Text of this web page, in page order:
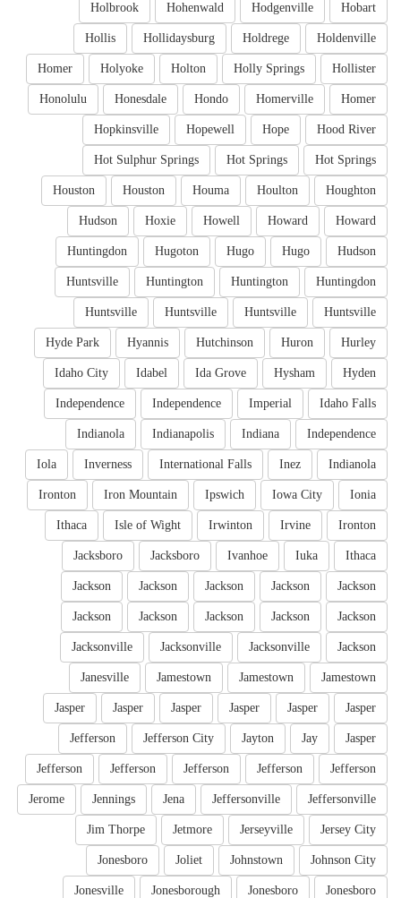
Hobart
Hodgenville
Hohenwald
Holbrook
Holdenville
Holdrege
Hollidaysburg
Hollis
Hollister
Holly Springs
Holton
Holyoke
Homer
Homer
Homerville
Hondo
Honesdale
Honolulu
Hood River
Hope
Hopewell
Hopkinsville
Hot Springs
Hot Springs
Hot Sulphur Springs
Houghton
Houlton
Houma
Houston
Houston
Howard
Howard
Howell
Hoxie
Hudson
Hudson
Hugo
Hugo
Hugoton
Huntingdon
Huntingdon
Huntington
Huntington
Huntsville
Huntsville
Huntsville
Huntsville
Huntsville
Hurley
Huron
Hutchinson
Hyannis
Hyde Park
Hyden
Hysham
Ida Grove
Idabel
Idaho City
Idaho Falls
Imperial
Independence
Independence
Independence
Indiana
Indianapolis
Indianola
Indianola
Inez
International Falls
Inverness
Iola
Ionia
Iowa City
Ipswich
Iron Mountain
Ironton
Ironton
Irvine
Irwinton
Isle of Wight
Ithaca
Ithaca
Iuka
Ivanhoe
Jacksboro
Jacksboro
Jackson
Jackson
Jackson
Jackson
Jackson
Jackson
Jackson
Jackson
Jackson
Jackson
Jackson
Jacksonville
Jacksonville
Jacksonville
Jamestown
Jamestown
Jamestown
Janesville
Jasper
Jasper
Jasper
Jasper
Jasper
Jasper
Jasper
Jay
Jayton
Jefferson City
Jefferson
Jefferson
Jefferson
Jefferson
Jefferson
Jefferson
Jeffersonville
Jeffersonville
Jena
Jennings
Jerome
Jersey City
Jerseyville
Jetmore
Jim Thorpe
Johnson City
Johnstown
Joliet
Jonesboro
Jonesboro
Jonesboro
Jonesborough
Jonesville